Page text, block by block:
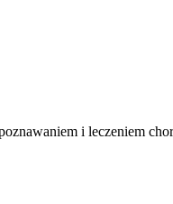
i leczeniem